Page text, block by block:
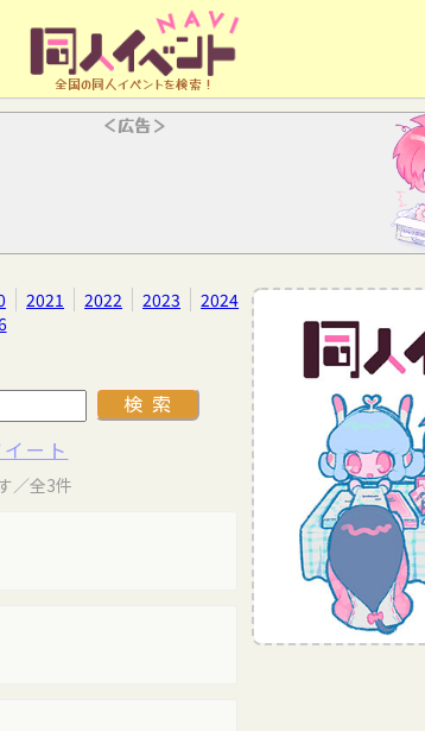
全国の同人イベントを検索！
＜広告＞
2021 2022 2023
2024
ート
／全3件